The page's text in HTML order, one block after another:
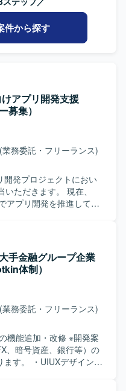
件から探す
アプリ開発支援
募集）
(業務委託・フリーランス)
開発プロジェクトにおい
ただきます。 現在、
アプリ開発を推進してお
を募集しています。
手金融グループ企業
体制）
(業務委託・フリーランス)
機能追加・改修 ※開発案
、暗号資産、銀行等）の
す。 ・UIUXデザインチ